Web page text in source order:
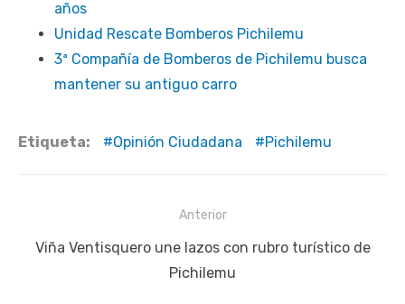
años
Unidad Rescate Bomberos Pichilemu
3ª Compañía de Bomberos de Pichilemu busca
mantener su antiguo carro
Etiqueta: Opinión Ciudadana Pichilemu
de
Anterior
Publicación
Viña Ventisquero une lazos con rubro turístico de
Pichilemu